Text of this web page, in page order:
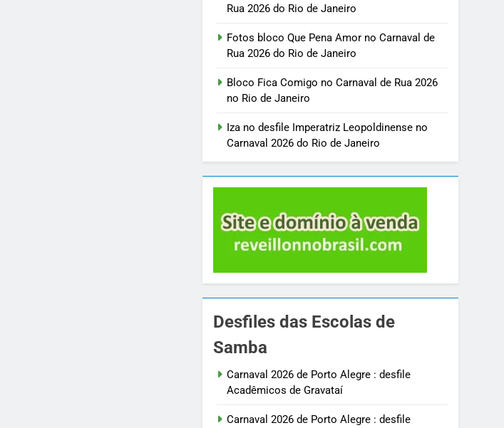
Rua 2026 do Rio de Janeiro
Fotos bloco Que Pena Amor no Carnaval de
Rua 2026 do Rio de Janeiro
Bloco Fica Comigo no Carnaval de Rua 2026
no Rio de Janeiro
Iza no desfile Imperatriz Leopoldinense no
Carnaval 2026 do Rio de Janeiro
Desfiles das Escolas de
Samba
Carnaval 2026 de Porto Alegre : desfile
Acadêmicos de Gravataí
Carnaval 2026 de Porto Alegre : desfile